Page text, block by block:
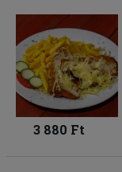
3 880 Ft